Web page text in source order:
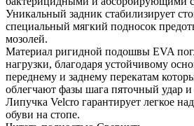
Уникальный задник стабилизирует
специальный мягкий подносок
мозолей.
Материал ригидной подошвы EVA
нагрузки, благодаря устойчивому
переднему и заднему перекатам
облегчают фазы шага пяточный удар и
Липучка Velcro гарантирует легкое
обуви на стопе.